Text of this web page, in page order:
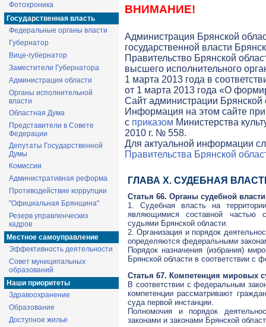
Фотохроника
Государственная власть
Федеральные органы власти
Губернатор
Вице-губернатор
Заместители Губернатора
Администрация области
Органы исполнительной
власти
Областная Дума
Представители в Совете
Федерации
Депутаты Государственной
Думы
Комиссии
Административная реформа
Противодействие коррупции
"Официальная Брянщина"
Резерв управленческих
кадров
Местное самоуправление
Эффективность деятельности
Совет муниципальных
образований
Наши приоритеты
Здравоохранение
Образование
Доступное жилье
ВНИМАНИЕ!
Администрация Брянской
государственной власти
Правительство Брянской
высшего исполнительного
1 марта 2013 года в
от 1 марта 2013 года «О
Cайт администрации Брянской
Информация на этом сайте
с приказом Министерства
2010 г. № 558.
Для актуальной информации
Правительства Брянской
ГЛАВА X. СУДЕБНАЯ
Статья 66. Органы судебной
1. Судебная власть на
являющимися составной частью
судьями Брянской области.
2. Организация и порядок
определяются федеральными
Порядок назначения (избрания)
Брянской области в соответствии с
Статья 67. Компетенция мировых
В соответствии с федеральным
компетенции рассматривают
суда первой инстанции.
Полномочия и порядок
законами и законами Брянской